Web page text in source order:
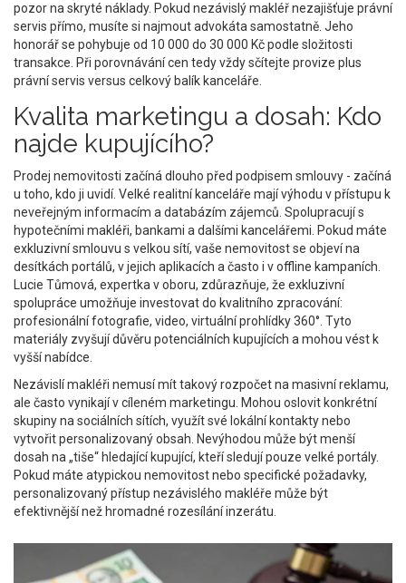
pozor na skryté náklady. Pokud nezávislý makléř nezajišťuje právní
servis přímo, musíte si najmout advokáta samostatně. Jeho
honorář se pohybuje od 10 000 do 30 000 Kč podle složitosti
transakce. Při porovnávání cen tedy vždy sčítejte provize plus
právní servis versus celkový balík kanceláře.
Kvalita marketingu a dosah: Kdo
najde kupujícího?
Prodej nemovitosti začíná dlouho před podpisem smlouvy - začíná
u toho, kdo ji uvidí. Velké realitní kanceláře mají výhodu v přístupu k
neveřejným informacím a databázím zájemců. Spolupracují s
hypotečními makléři, bankami a dalšími kancelářemi. Pokud máte
exkluzivní smlouvu s velkou sítí, vaše nemovitost se objeví na
desítkách portálů, v jejich aplikacích a často i v offline kampaních.
Lucie Tůmová, expertka v oboru, zdůrazňuje, že exkluzivní
spolupráce umožňuje investovat do kvalitního zpracování:
profesionální fotografie, video, virtuální prohlídky 360°. Tyto
materiály zvyšují důvěru potenciálních kupujících a mohou vést k
vyšší nabídce.
Nezávislí makléři nemusí mít takový rozpočet na masivní reklamu,
ale často vynikají v cíleném marketingu. Mohou oslovit konkrétní
skupiny na sociálních sítích, využít své lokální kontakty nebo
vytvořit personalizovaný obsah. Nevýhodou může být menší
dosah na „tiše“ hledající kupující, kteří sledují pouze velké portály.
Pokud máte atypickou nemovitost nebo specifické požadavky,
personalizovaný přístup nezávislého makléře může být
efektivnější než hromadné rozesílání inzerátu.